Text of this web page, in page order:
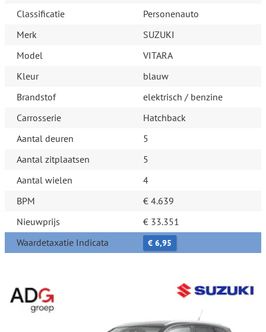
Classificatie
Personenauto
Merk
SUZUKI
Model
VITARA
Kleur
blauw
Brandstof
elektrisch / benzine
Carrosserie
Hatchback
Aantal deuren
5
Aantal zitplaatsen
5
Aantal wielen
4
BPM
€ 4.639
Nieuwprijs
€ 33.351
Waardetaxatie Indicata
€ 6,95